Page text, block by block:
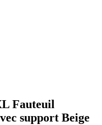
Fauteuil
support Beige